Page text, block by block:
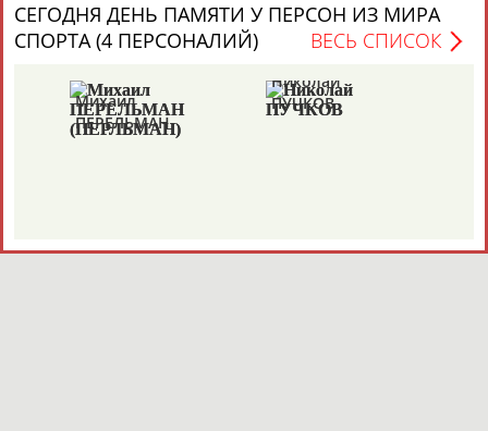
СЕГОДНЯ ДЕНЬ ПАМЯТИ У ПЕРСОН ИЗ МИРА
СПОРТА (4 ПЕРСОНАЛИЙ)
ВЕСЬ СПИСОК
Михаил
ПЕРЕЛЬМАН
(ПЕРЛЬМАН)
Николай
ПУЧКОВ